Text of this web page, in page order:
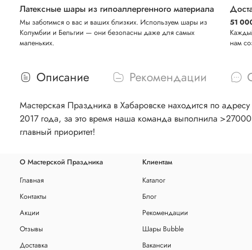
Латексные шары из гипоаллергенного материала
Мы заботимся о вас и ваших близких. Используем шары из
Колумбии и Бельгии — они безопасны даже для самых
маленьких.
51
нам
Описание Рекомендации
Мастерская Праздника в Хабаровске находится по
2017 года, за это время наша команда выполнила
главный приоритет!
О Мастерской Праздника
Главная
Контакты
Акции
Отзывы
Доставка
Клиентам
Каталог
Блог
Рекомендации
Шары Bubble
Вакансии